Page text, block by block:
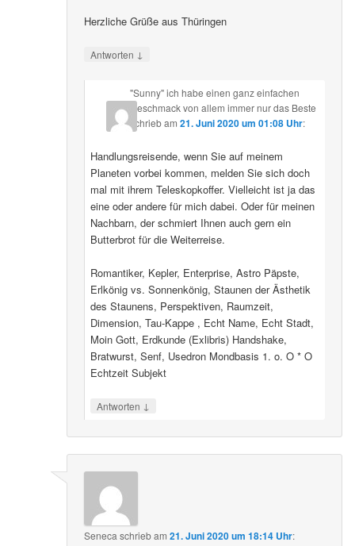
Herzliche Grüße aus Thüringen
Antworten ↓
"Sunny" ich habe einen ganz einfachen
Geschmack von allem immer nur das Beste
schriebam 21. Juni 2020 um 01:08 Uhr:
Handlungsreisende, wenn Sie auf meinem
Planeten vorbei kommen, melden Sie sich doch
mal mit ihrem Teleskopkoffer. Vielleicht ist ja das
eine oder andere für mich dabei. Oder für meinen
Nachbarn, der schmiert Ihnen auch gern ein
Butterbrot für die Weiterreise.
Romantiker, Kepler, Enterprise, Astro Päpste,
Erlkönig vs. Sonnenkönig, Staunen der Ästhetik
des Staunens, Perspektiven, Raumzeit,
Dimension, Tau-Kappe , Echt Name, Echt Stadt,
Moin Gott, Erdkunde (Exlibris) Handshake,
Bratwurst, Senf, Usedron Mondbasis 1. o. O * O
Echtzeit Subjekt
Antworten ↓
Seneca schriebam21. Juni 2020 um 18:14 Uhr: